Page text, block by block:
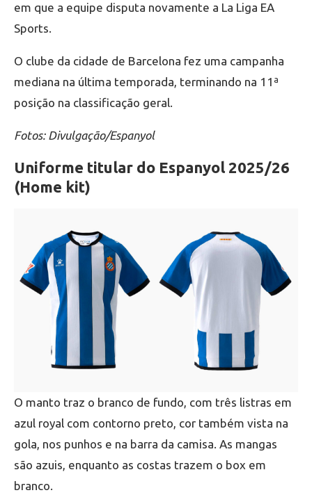
em que a equipe disputa novamente a La Liga EA
Sports.
O clube da cidade de Barcelona fez uma campanha
mediana na última temporada, terminando na 11ª
posição na classificação geral.
Fotos: Divulgação/Espanyol
Uniforme titular do Espanyol 2025/26
(Home kit)
O manto traz o branco de fundo, com três listras em
azul royal com contorno preto, cor também vista na
gola, nos punhos e na barra da camisa. As mangas
são azuis, enquanto as costas trazem o box em
branco.